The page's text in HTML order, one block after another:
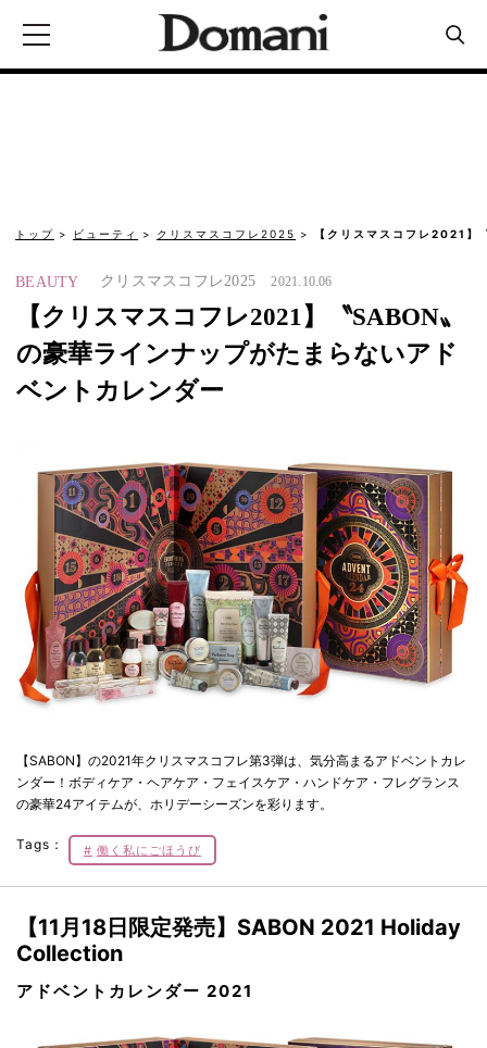
トップ ビューティ クリスマスコフレ2025 【クリスマスコフレ2021
BEAUTY クリスマスコフレ2025 2021.10.06
【クリスマスコフレ2021】〝SABON〟
の豪華ラインナップがたまらないアド
ベントカレンダー
【SABON】の2021年クリスマスコフレ第3弾は、気分高まるアドベントカレ
ンダー！ボディケア・ヘアケア・フェイスケア・ハンドケア・フレグランス
の豪華24アイテムが、ホリデーシーズンを彩ります。
Tags： 働く私にごほうび
【11月18日限定発売】SABON 2021 Holiday
Collection
アドベントカレンダー 2021